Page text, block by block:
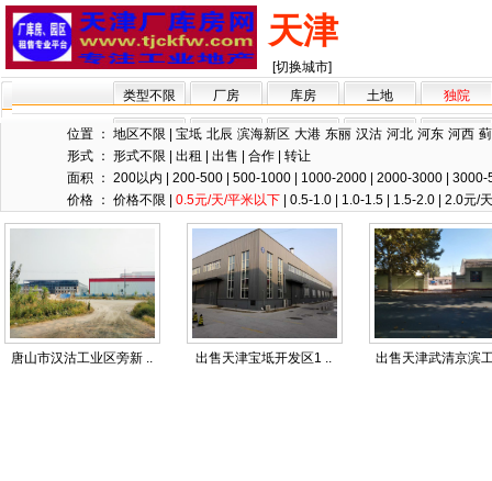
天津
[切换城市]
类型不限
厂房 库房 土地 独院
位置 ： 地区不限 宝坻 北辰 滨海新区 大港 东丽 汉沽 河北 河东 河西
形式 ： 形式不限 出租 出售 合作
转让
面积 ： 200以内 200-500 500-1000 1000-2000 2000-3000
3000-
价格 ： 价格不限 0.5元/天/平米以下 0.5-1.0 1.0-1.5 1.5-2.0 2.0元/
唐山市汉沽工业区旁新 .. 出售天津宝坻开发区1 .. 出售天津武清京滨